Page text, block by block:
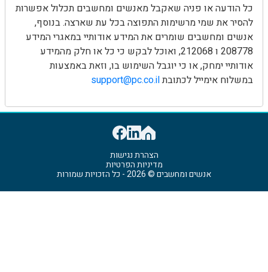
כל הודעה או פניה שאקבל מאנשים ומחשבים תכלול אפשרות
להסיר את שמי מרשימות התפוצה בכל עת שארצה. בנוסף,
אנשים ומחשבים שומרים את המידע אודותיי במאגרי המידע
208778 ו 212068, ואוכל לבקש כי כל או חלק מהמידע
אודותיי ימחק, או כי יוגבל השימוש בו, וזאת באמצעות
במשלוח אימייל לכתובתsupport@pc.co.il
אנשים ומחשבים © 2026 - כל הזכויות שמורות
הצהרת נגישות
מדיניות הפרטיות